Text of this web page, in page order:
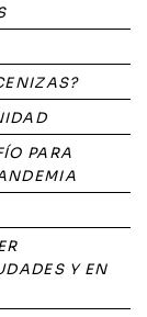
PARA
Y EN